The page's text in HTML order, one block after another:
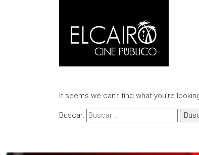
It seems we can’t find what you’re
Buscar: